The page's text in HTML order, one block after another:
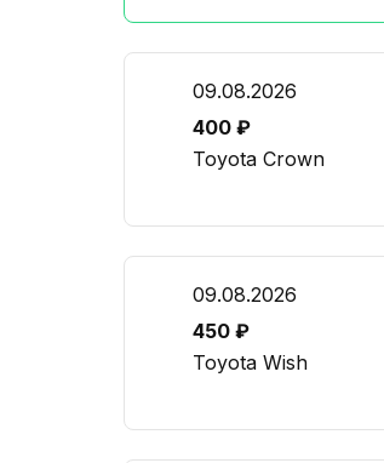
09.08.2026
400 ₽
Toyota Crown
09.08.2026
450 ₽
Toyota Wish